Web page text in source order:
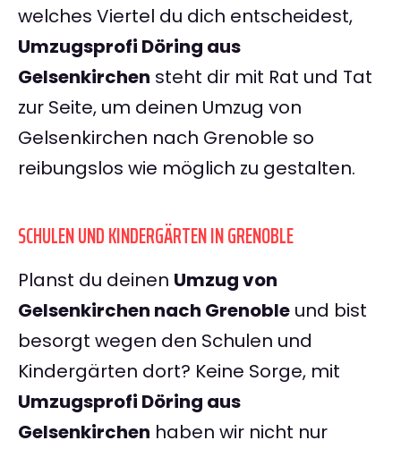
welches Viertel du dich entscheidest,
Umzugsprofi Döring aus
Gelsenkirchen steht dir mit Rat und Tat
zur Seite, um deinen Umzug von
Gelsenkirchen nach Grenoble so
reibungslos wie möglich zu gestalten.
SCHULEN UND KINDERGÄRTEN IN GRENOBLE
Planst du deinen Umzug von
Gelsenkirchen nach Grenoble und bist
besorgt wegen den Schulen und
Kindergärten dort? Keine Sorge, mit
Umzugsprofi Döring aus
Gelsenkirchen haben wir nicht nur